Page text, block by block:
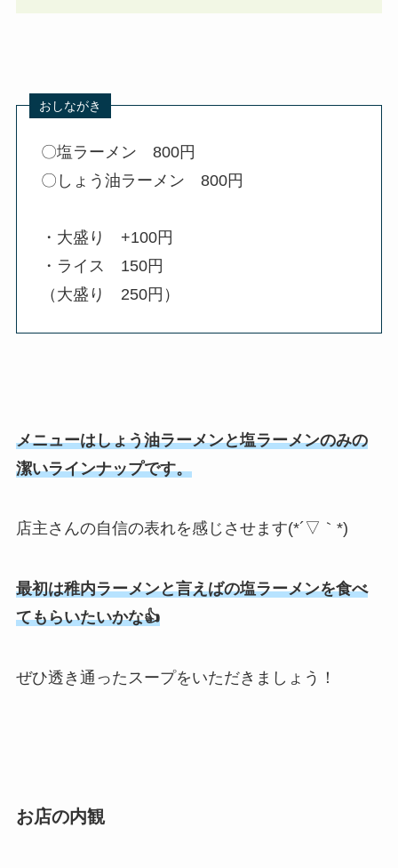
〇塩ラーメン 800円
〇しょう油ラーメン 800円
・大盛り +100円
・ライス 150円
（大盛り 250円）
メニューはしょう油ラーメンと塩ラーメンのみの
潔いラインナップです。
店主さんの自信の表れを感じさせます(*´▽｀*)
最初は稚内ラーメンと言えばの塩ラーメンを食べ
てもらいたいかな👍
ぜひ透き通ったスープをいただきましょう！
お店の内観